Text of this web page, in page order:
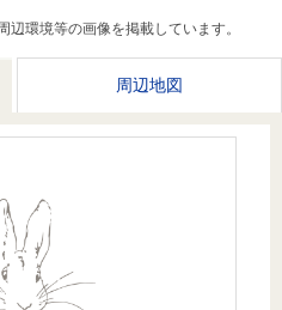
す
件を
場
ニュース
リリース
閉じる
周辺地図
環境等の画像を掲載しています。